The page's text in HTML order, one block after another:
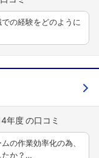
の経験をどのように
年度
の作業効率化の為、
たか？…